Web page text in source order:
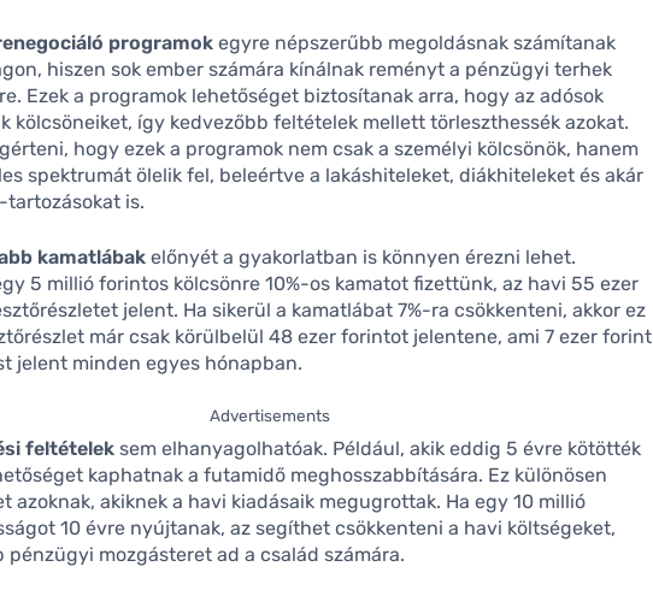
programok egyre népszerűbb megoldásnak számítanak
hiszen sok ember számára kínálnak reményt a pénzügyi terhek
Ezek a programok lehetőséget biztosítanak arra, hogy az adósok
kölcsöneiket, így kedvezőbb feltételek mellett törleszthessék azokat.
hogy ezek a programok nem csak a személyi kölcsönök, hanem
spektrumát ölelik fel, beleértve a lakáshiteleket, diákhiteleket és akár
is.
kamatlábak előnyét a gyakorlatban is könnyen érezni lehet.
5 millió forintos kölcsönre 10%-os kamatot fizettünk, az havi 55 ezer
jelent. Ha sikerül a kamatlábat 7%-ra csökkenteni, akkor ez
már csak körülbelül 48 ezer forintot jelentene, ami 7 ezer forint
jelent minden egyes hónapban.
Advertisements
feltételek sem elhanyagolhatóak. Például, akik eddig 5 évre kötötték
kaphatnak a futamidő meghosszabbítására. Ez különösen
azoknak, akiknek a havi kiadásaik megugrottak. Ha egy 10 millió
10 évre nyújtanak, az segíthet csökkenteni a havi költségeket,
pénzügyi mozgásteret ad a család számára.